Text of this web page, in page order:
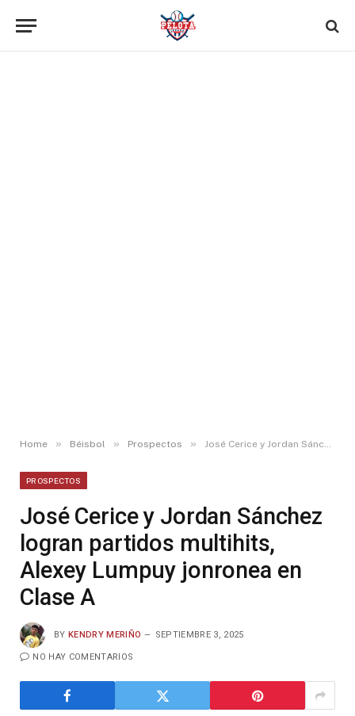
Home » Béisbol » Prospectos » José Cerice y Jordan Sánchez logran partidos multihits, Alexey Lumpuy jonronea en Clase A
PROSPECTOS
José Cerice y Jordan Sánchez
logran partidos multihits,
Alexey Lumpuy jonronea en
Clase A
BY KENDRY MERIÑO SEPTIEMBRE 3, 2025
NO HAY COMENTARIOS